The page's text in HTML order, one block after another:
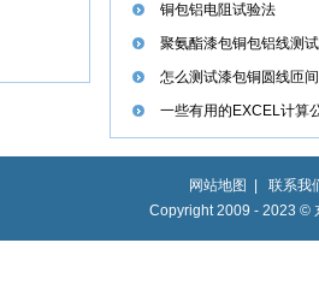
铜包铝电阻试验法
聚氨酯漆包铜包铝线测
怎么测试漆包铜圆线匝
一些有用的EXCEL计算
网站地图
联系我
Copyright 2009 - 2023 ©